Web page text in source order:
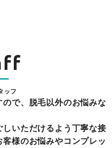
ッフ
で、脱毛以外のお悩みな
いただけるよう丁寧な接
様のお悩みやコンプレッ